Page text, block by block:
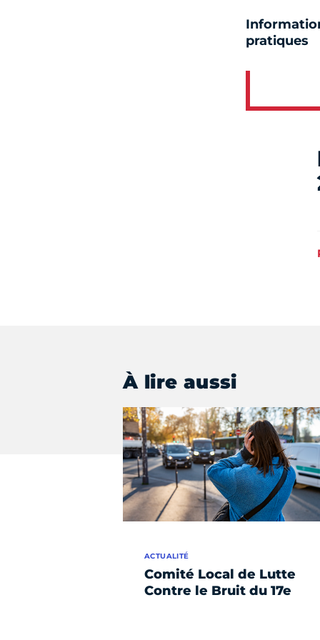
pratiques
À lire aussi
Comité Local de Lutte
Contre le Bruit du 17e
ACTUALITÉ